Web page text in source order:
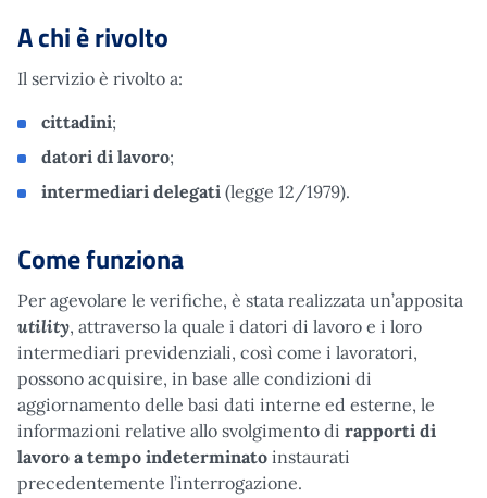
A chi è rivolto
Il servizio è rivolto a:
cittadini;
datori di lavoro;
intermediari delegati (legge 12/1979).
Come funziona
Per agevolare le verifiche, è stata realizzata un’apposita
utility, attraverso la quale i datori di lavoro e i loro
intermediari previdenziali, così come i lavoratori,
possono acquisire, in base alle condizioni di
aggiornamento delle basi dati interne ed esterne, le
informazioni relative allo svolgimento di rapporti di
lavoro a tempo indeterminato instaurati
precedentemente l’interrogazione.